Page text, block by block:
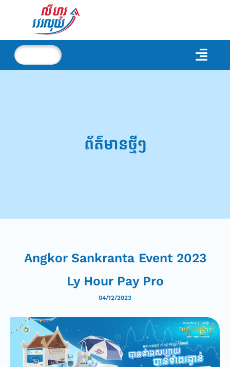
ព័ត៌មានថ្មីៗ
Angkor Sankranta Event 2023
Ly Hour Pay Pro
04/12/2023